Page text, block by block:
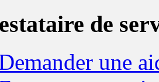
de
une